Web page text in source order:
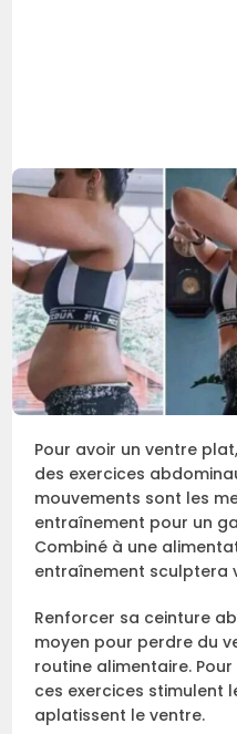
Pour avoir un ventre
des exercices
mouvements sont les
entraînement pour un
Combiné à une
entraînement sculptera
Renforcer sa ceinture
moyen pour perdre du
routine alimentaire.
ces exercices stimulent
aplatissent le ventre.